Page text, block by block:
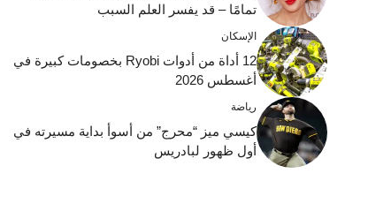
تمامًا – قد يفسر العلم السبب
الإسكان
12 أداة من أدوات Ryobi بخصومات كبيرة في
أغسطس 2026
رياضة
كيسي ميز “محرج” من أسوأ بداية مسيرته في
أول ظهور لبادريس